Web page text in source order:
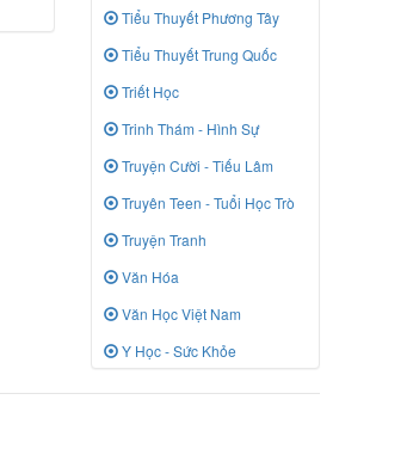
Tiểu Thuyết Phương Tây
Tiểu Thuyết Trung Quốc
Triết Học
Trinh Thám - Hình Sự
Truyện Cười - Tiếu Lâm
Truyên Teen - Tuổi Học Trò
Truyện Tranh
Văn Hóa
Văn Học Việt Nam
Y Học - Sức Khỏe